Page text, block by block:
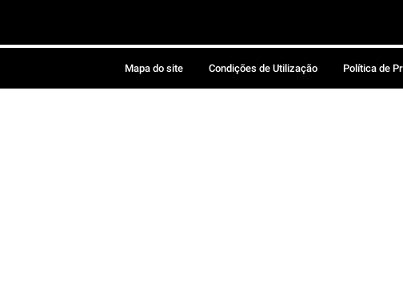
Mapa do site Condições de Utilização Política de